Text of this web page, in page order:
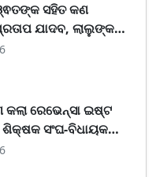
ସହିତ କଣ
ଯାଦବ, ଲାଲୁଙ୍କ
ରେଭେନ୍ସା ଇଷ୍ଟ
ସଂଘ-ବିଧାୟକ